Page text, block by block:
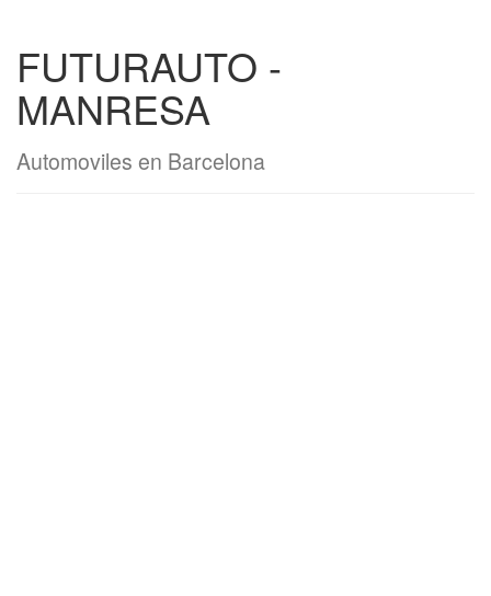
FUTURAUTO -
MANRESA
Automoviles en Barcelona